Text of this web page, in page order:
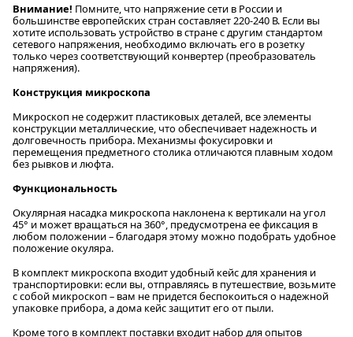
Внимание! Помните, что напряжение сети в России и
большинстве европейских стран составляет 220-240 В. Если вы
хотите использовать устройство в стране с другим стандартом
сетевого напряжения, необходимо включать его в розетку
только через соответствующий конвертер (преобразователь
напряжения).
Конструкция микроскопа
Микроскоп не содержит пластиковых деталей, все элементы
конструкции металлические, что обеспечивает надежность и
долговечность прибора. Механизмы фокусировки и
перемещения предметного столика отличаются плавным ходом
без рывков и люфта.
Функциональность
Окулярная насадка микроскопа наклонена к вертикали на угол
45° и может вращаться на 360°, предусмотрена ее фиксация в
любом положении – благодаря этому можно подобрать удобное
положение окуляра.
В комплект микроскопа входит удобный кейс для хранения и
транспортировки: если вы, отправляясь в путешествие, возьмите
с собой микроскоп – вам не придется беспокоиться о надежной
упаковке прибора, а дома кейс защитит его от пыли.
Кроме того в комплект поставки входит набор для опытов